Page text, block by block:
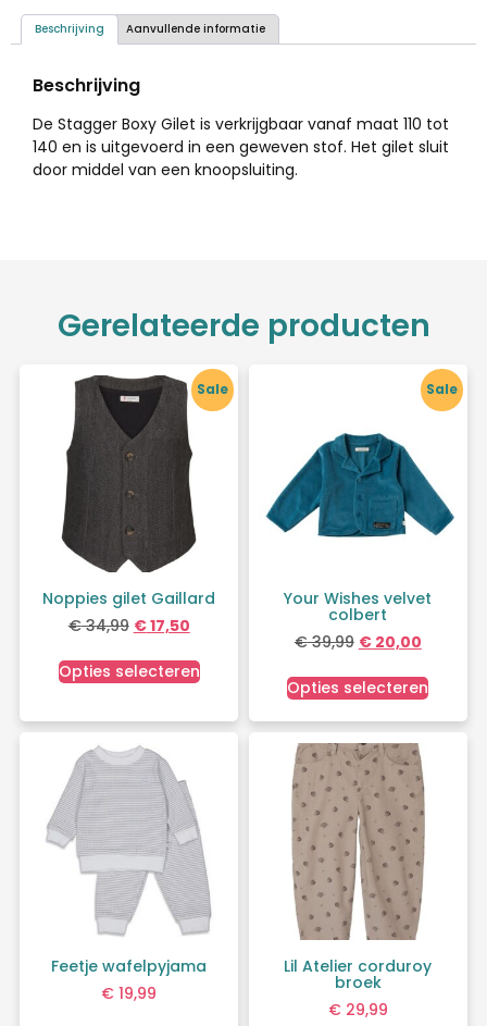
Beschrijving Aanvullende informatie
Beschrijving
De Stagger Boxy Gilet is verkrijgbaar vanaf maat 110 tot
140 en is uitgevoerd in een geweven stof. Het gilet sluit
door middel van een knoopsluiting.
Gerelateerde producten
Sale
Noppies gilet Gaillard
€34,99 €17,50
Opties selecteren
Sale
Your Wishes velvet
colbert
€39,99 €20,00
Opties selecteren
Feetje wafelpyjama
€ 19,99
Lil Atelier corduroy
broek
€29,99